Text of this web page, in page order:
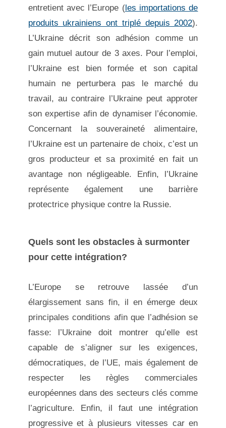
entretient avec l’Europe (les importations de
produits ukrainiens ont triplé depuis 2002).
L’Ukraine décrit son adhésion comme un
gain mutuel autour de 3 axes. Pour l’emploi,
l’Ukraine est bien formée et son capital
humain ne perturbera pas le marché du
travail, au contraire l’Ukraine peut approter
son expertise afin de dynamiser l’économie.
Concernant la souveraineté alimentaire,
l’Ukraine est un partenaire de choix, c’est un
gros producteur et sa proximité en fait un
avantage non négligeable. Enfin, l’Ukraine
représente également une barrière
protectrice physique contre la Russie.
Quels sont les obstacles à surmonter
pour cette intégration?
L’Europe se retrouve lassée d’un
élargissement sans fin, il en émerge deux
principales conditions afin que l’adhésion se
fasse: l’Ukraine doit montrer qu’elle est
capable de s’aligner sur les exigences,
démocratiques, de l’UE, mais également de
respecter les règles commerciales
européennes dans des secteurs clés comme
l’agriculture. Enfin, il faut une intégration
progressive et à plusieurs vitesses car en